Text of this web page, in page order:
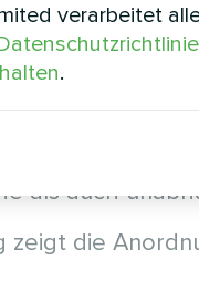
für einen
Gas-
die
zu.
als auch
die
verarbeitet
.